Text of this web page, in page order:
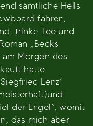
sämtliche Hells
fahren,
trinke Tee und
„Becks
Morgen des
hatte
Lenz’
der Engel“, womit
das mich aber